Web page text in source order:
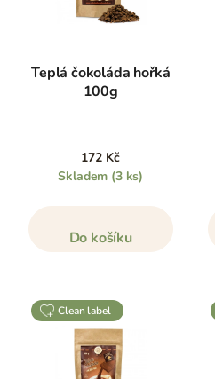
Teplá čokoláda hořká
100g
172 Kč
Skladem (3 ks)
Do košíku
clean label